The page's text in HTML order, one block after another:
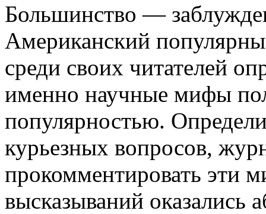
Большинство —
Американский
среди своих читателей
именно научные мифы
популярностью.
курьезных вопросов,
прокомментировать эти
высказываний оказались